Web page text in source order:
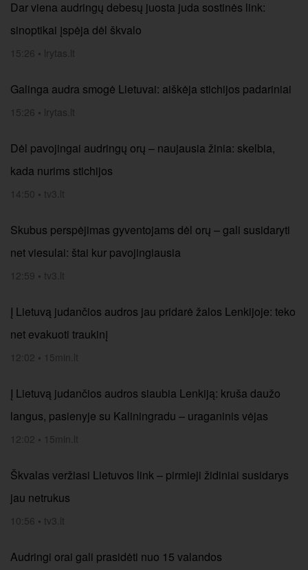
Dar viena audringų debesų juosta juda sostinės link:
sinoptikai įspėja dėl škvalo
15:26 • lrytas.lt
Galinga audra smogė Lietuvai: aiškėja stichijos padariniai
15:26 • lrytas.lt
Dėl pavojingai audringų orų – naujausia žinia: skelbia,
kada nurims stichijos
14:50 • tv3.lt
Skubus perspėjimas gyventojams dėl orų – gali susidaryti
net viesulai: štai kur pavojingiausia
12:59 • tv3.lt
Į Lietuvą judančios audros jau pridarė žalos Lenkijoje: teko
net evakuoti traukinį
12:02 • 15min.lt
Į Lietuvą judančios audros siaubia Lenkiją: kruša daužo
langus, pasienyje su Kaliningradu – uraganinis vėjas
12:02 • 15min.lt
Škvalas veržiasi Lietuvos link – pirmieji židiniai susidarys
jau netrukus
10:56 • tv3.lt
Audringi orai gali prasidėti nuo 15 valandos